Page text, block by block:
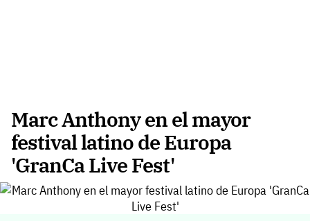
Marc Anthony en el mayor
festival latino de Europa
'GranCa Live Fest'